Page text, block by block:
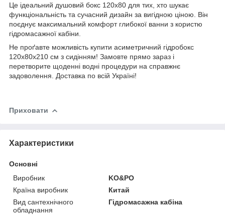
Це ідеальний душовий бокс 120х80 для тих, хто шукає
функціональність та сучасний дизайн за вигідною ціною. Він
поєднує максимальний комфорт глибокої ванни з користю
гідромасажної кабіни.
Не проґавте можливість купити асиметричний гідробокс
120х80х210 см з сидінням! Замовте прямо зараз і
перетворите щоденні водні процедури на справжнє
задоволення. Доставка по всій Україні!
Приховати
Характеристики
Основні
Виробник
KO&PO
Країна виробник
Китай
Вид сантехнічного
обладнання
Гідромасажна кабіна